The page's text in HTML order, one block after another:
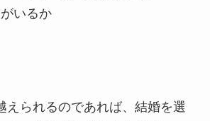
いるか
えられるのであれば、結婚を選